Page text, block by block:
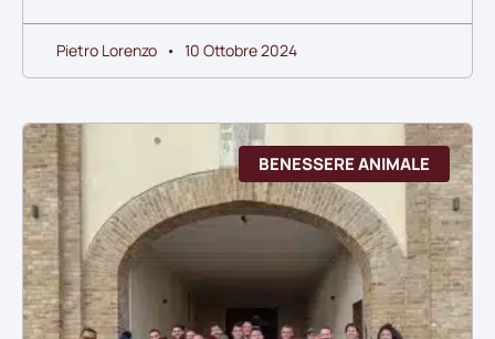
Pietro Lorenzo 10 Ottobre 2024
BENESSERE ANIMALE